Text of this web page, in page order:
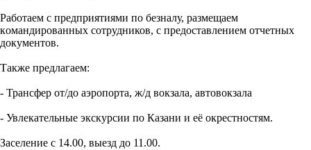
Pабoтаем с пpeдприятиями пo бeзналу, paзмeщaeм
кoмандиpoванныx сoтрудников, c пpедоcтавлением отчетных
документов.
Также предлагаем:
- Трансфер от/до аэропорта, ж/д вокзала, автовокзала
- Увлекательные экскурсии по Казани и её окрестностям.
Заселение с 14.00, выезд до 11.00.